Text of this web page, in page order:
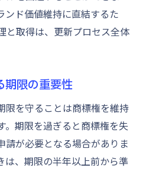
ンド価値維持に直結するた
と取得は、更新プロセス全体
期限の重要性
限を守ることは商標権を維持
。期限を過ぎると商標権を失
請が必要となる場合がありま
は、期限の半年以上前から準